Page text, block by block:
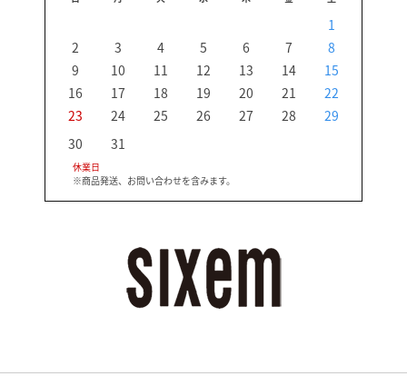
1
2
3 4 5 6 7
8
9
10 11 12 13 14
15
16
17 18 19 20 21
22
23
24 25 26 27 28
29
30
31
休業日
※商品発送、お問い合わせを含みます。